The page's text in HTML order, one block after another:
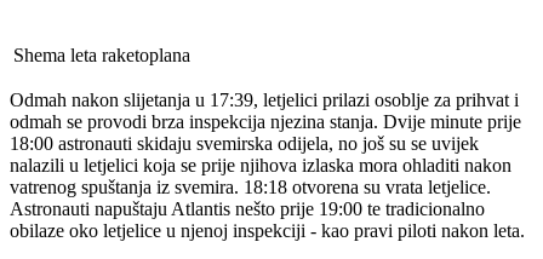
Shema leta raketoplana
Odmah nakon slijetanja u 17:39, letjelici prilazi osoblje za prihvat i
odmah se provodi brza inspekcija njezina stanja. Dvije minute prije
18:00 astronauti skidaju svemirska odijela, no još su se uvijek
nalazili u letjelici koja se prije njihova izlaska mora ohladiti nakon
vatrenog spuštanja iz svemira. 18:18 otvorena su vrata letjelice.
Astronauti napuštaju Atlantis nešto prije 19:00 te tradicionalno
obilaze oko letjelice u njenoj inspekciji - kao pravi piloti nakon leta.